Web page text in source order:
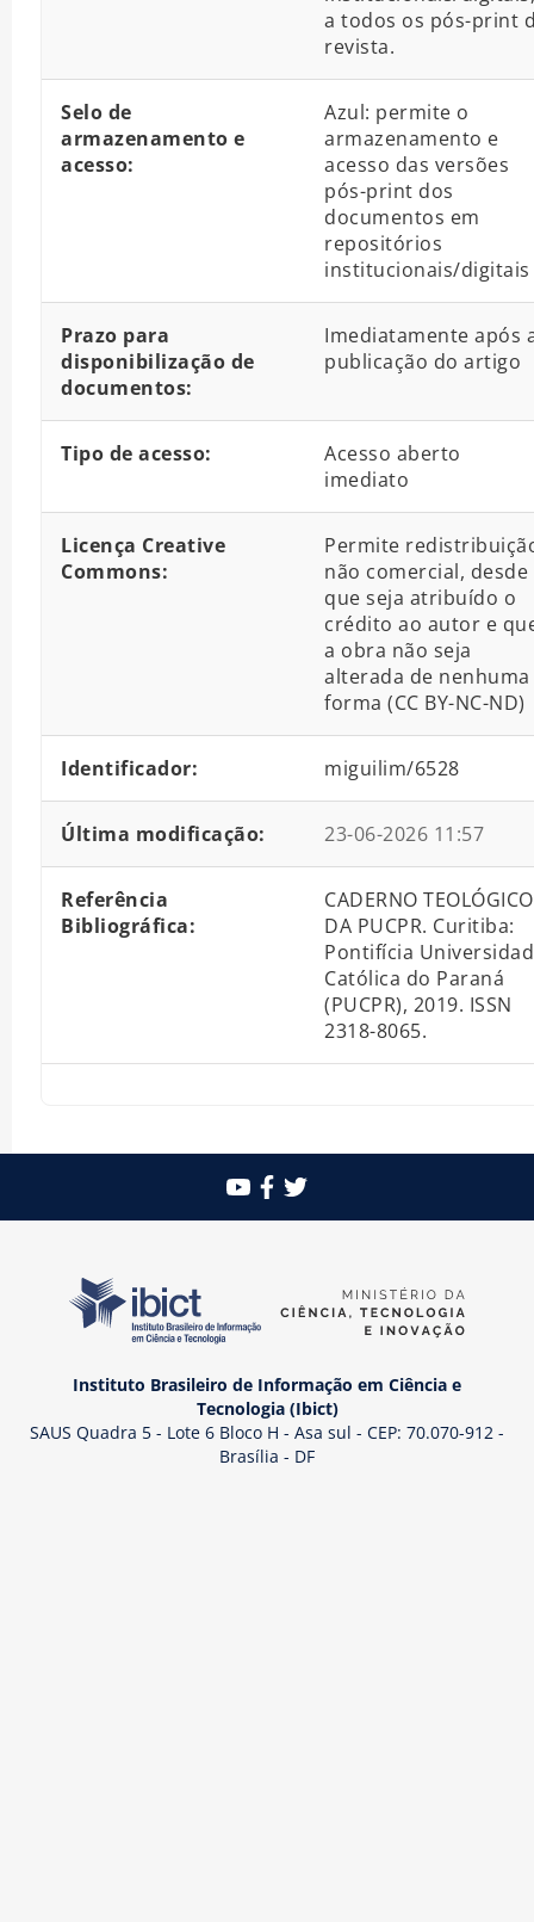
a todos os pós-print
revista.
Selo de
armazenamento e
acesso:
Azul: permite o
armazenamento e
acesso das versões
pós-print dos
documentos em
repositórios
institucionais/digitais
Prazo para
disponibilização de
documentos:
Imediatamente após
publicação do artigo
Tipo de acesso:
Acesso aberto
imediato
Licença Creative
Commons:
Permite
não comercial, desde
que seja atribuído o
crédito ao autor e
a obra não seja
alterada de nenhuma
forma (CC BY-NC-ND)
Identificador: miguilim/6528
Última modificação: 23-06-2026 11:57
Referência
Bibliográfica:
CADERNO TEOLÓGICO
DA PUCPR. Curitiba:
Pontifícia
Católica do Paraná
(PUCPR), 2019. ISSN
2318-8065.
Instituto Brasileiro de Informação em Ciência e
Tecnologia (Ibict)
SAUS Quadra 5 - Lote 6 Bloco H - Asa sul - CEP: 70.070-912 -
Brasília - DF